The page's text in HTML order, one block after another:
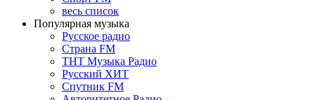
весь список
Популярная музыка
Русское радио
Страна FM
ТНТ Музыка Радио
Русский ХИТ
Спутник FM